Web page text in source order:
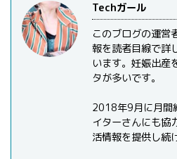
Techガール
このブログの運営
報を読者目線で詳
います。妊娠出産
タが多いです。
2018年9月に月間
イターさんにも協
活情報を提供し続